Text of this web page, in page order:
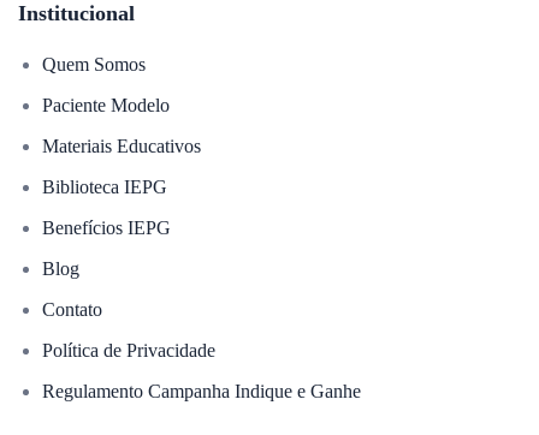
Institucional
Quem Somos
Paciente Modelo
Materiais Educativos
Biblioteca IEPG
Benefícios IEPG
Blog
Contato
Política de Privacidade
Regulamento Campanha Indique e Ganhe